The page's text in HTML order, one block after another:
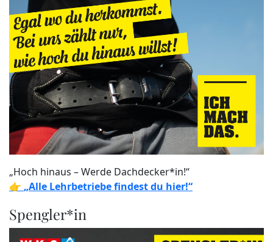
„Hoch hinaus – Werde Dachdecker*in!“
👉 „Alle Lehrbetriebe findest du hier!“
Spengler*in